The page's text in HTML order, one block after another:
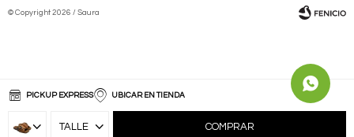
PICKUP EXPRESS UBICAR EN TIENDA
COMPRAR
© Copyright 2026 / Saura